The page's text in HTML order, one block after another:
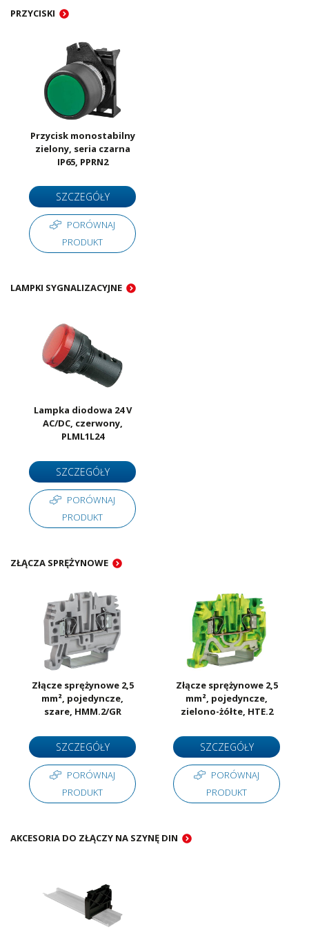
PRZYCISKI
Przycisk monostabilny
zielony, seria czarna
IP65, PPRN2
SZCZEGÓŁY
PORÓWNAJ
PRODUKT
LAMPKI SYGNALIZACYJNE
Lampka diodowa 24 V
AC/DC, czerwony,
PLML1L24
SZCZEGÓŁY
PORÓWNAJ
PRODUKT
ZŁĄCZA SPRĘŻYNOWE
Złącze sprężynowe 2,5
mm², pojedyncze,
szare, HMM.2/GR
SZCZEGÓŁY
PORÓWNAJ
PRODUKT
Złącze sprężynowe 2,5
mm², pojedyncze,
zielono-żółte, HTE.2
SZCZEGÓŁY
PORÓWNAJ
PRODUKT
AKCESORIA DO ZŁĄCZY NA SZYNĘ DIN